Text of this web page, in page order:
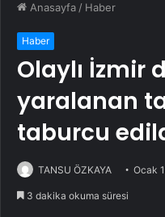
Anasayfa / Haber
Haber
Olaylı İzmir
yaralanan
taburcu
TANSU ÖZKAYA Ocak
3 dakika okuma süresi